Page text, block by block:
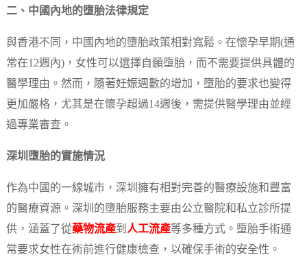
二、中國內地的墮胎法律規定
與香港不同，中國內地的墮胎政策相對寬鬆。在懷孕早期(通
常在12週內)，女性可以選擇自願墮胎，而不需要提供具體的
醫學理由。然而，隨著妊娠週數的增加，墮胎的要求也變得
更加嚴格，尤其是在懷孕超過14週後，需提供醫學理由並經
過專業審查。
深圳墮胎的實施情況
作為中國的一線城市，深圳擁有相對完善的醫療設施和豐富
的醫療資源。深圳的墮胎服務主要由公立醫院和私立診所提
供，涵蓋了從藥物流產到 人工流產等多種方式。墮胎手術通
常要求女性在術前進行健康檢查，以確保手術的安全性。